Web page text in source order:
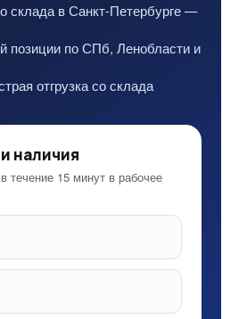
склада в Санкт-Петербурге —
позиции по СПб, Ленобласти и
отгрузка со склада
наличия
течение 15 минут в рабочее